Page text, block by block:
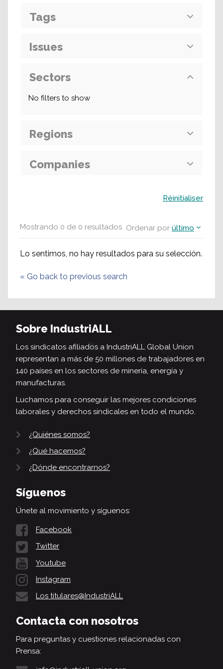
Mostrando 0 de 0 resultados Ordenar por último
Lo sentimos, no hay resultados para su selección.
« Go back to previous search
Tags
Issues
Sectors
No filters to show
Regions
Companies
Réinitialiser
Sobre IndustriALL
Los sindicatos afiliados a IndustriALL Global Union
representan a más de 50 millones de trabajadores en
140 países en los sectores de minería, energía y
manufacturas.
Luchamos para conseguir las mejores condiciones
laborales y derechos sindicales en todo el mundo.
¿Quiénes somos?
¿Qué hacemos?
¿Dónde encontrarnos?
Síguenos
Únete al movimiento y síguenos:
Facebook
Twitter
Youtube
Instagram
Los titulares@IndustriALL
Contacta con nosotros
Para preguntas y cuestiones relacionadas con
Prensa: